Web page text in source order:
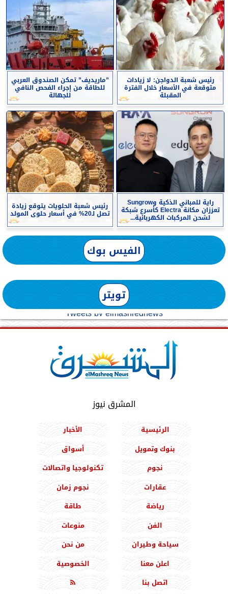
رئيس شعبة الدواجن: لا زيادات
متوقعة في الأسعار خلال الفترة
المقبلة
”ماريديف” تمكن الصندوق العربي
للطاقة من إجراء الفحص النافي
للجهالة
راية للمباني الذكية وSungrow
تعززان مكانة Electra كأسرع شبكة
لشحن المركبات الكهربائية...
رئيس شعبة الحلويات يتوقع زيادة
تصل لـ20% في أسعار حلوى المولد
الفيس بوك
تويتر
Tweets by elmashreqnews
المشرق نيوز
الرئيسية
الأخبار
بنوك وتمويل
أسواق
نجوم
تكنولوجيا واتصالات
عقارات
نجوم زمان
رياضة
طاقة
الفن
منوعات
سياحة وطيران
من نحن
اعلن معنا
الخصوصية
اتصل بنا
